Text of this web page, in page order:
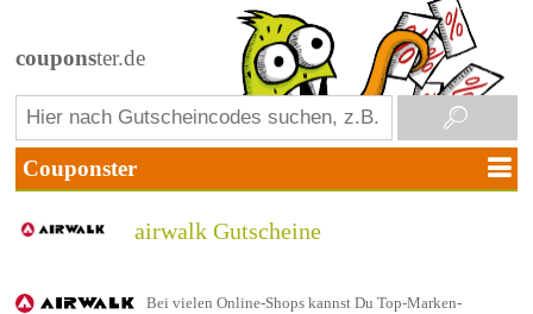
couponster.de
airwalk Gutscheine
Bei vielen Online-Shops kannst Du Top-Marken-